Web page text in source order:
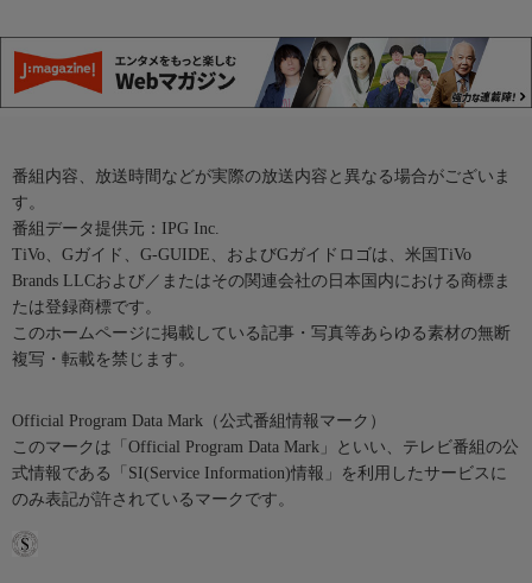
番組内容、放送時間などが実際の放送内容と異なる場合がございま
す。
番組データ提供元：IPG Inc.
TiVo、Gガイド、G-GUIDE、およびGガイドロゴは、米国TiVo
Brands LLCおよび／またはその関連会社の日本国内における商標ま
たは登録商標です。
このホームページに掲載している記事・写真等あらゆる素材の無断
複写・転載を禁じます。
Official Program Data Mark（公式番組情報マーク）
このマークは「Official Program Data Mark」といい、テレビ番組の公
式情報である「SI(Service Information)情報」を利用したサービスに
のみ表記が許されているマークです。